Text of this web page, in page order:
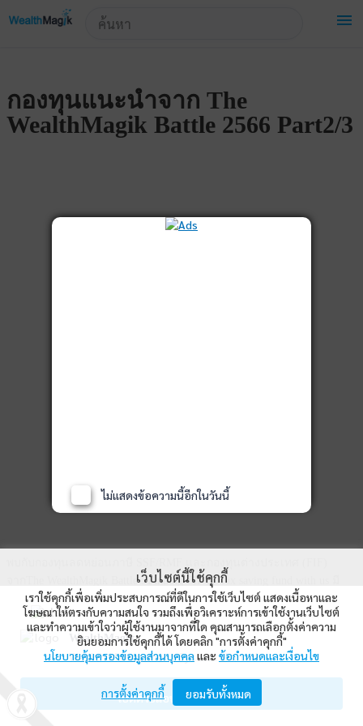
menu
กองทุนแนะนำจาก The
WealthMagik Battle 2566 Part2/3
จากThe WealthMagik Battle : Finding FIF & Tax saving fund with us มี
ทั้งหมด 14 บลจ. มาดูกันว่าแต่ละ บลจ. แนะนำกองทุนไหนกันบ้าง
- KTAM -WealthMagik
Wealth Management System Limited
เปิดด้วยแอป WealthMagik
!-- Start Advertise -->
ไม่แสดงข้อความนี้อีกในวันนี้
เว็บไซต์นี้ใช้คุกกี้
เราใช้คุกกี้เพื่อเพิ่มประสบการณ์ที่ดีในการใช้เว็บไซต์ แสดงเนื้อหาและ
โฆษณาให้ตรงกับความสนใจ รวมถึงเพื่อวิเคราะห์การเข้าใช้งานเว็บไซต์
และทำความเข้าใจว่าผู้ใช้งานมาจากที่ใด คุณสามารถเลือกตั้งค่าความ
ยินยอมการใช้คุกกี้ได้ โดยคลิก "การตั้งค่าคุกกี้"
นโยบายคุ้มครองข้อมูลส่วนบุคคลและ ข้อกำหนดและเงื่อนไข
การตั้งค่าคุกกี้ ยอมรับทั้งหมด